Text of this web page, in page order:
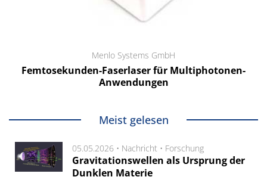
Menlo Systems GmbH
Femtosekunden-Faserlaser für Multiphotonen-
Anwendungen
Meist gelesen
05.05.2026 • Nachricht • Forschung
Gravitationswellen als Ursprung der
Dunklen Materie